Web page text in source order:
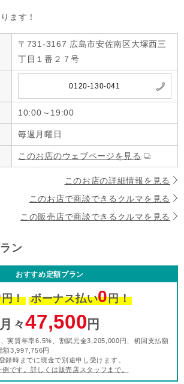
ます！
〒731-3167 広島市安佐南区大塚西三
丁目１番２７号
0120-130-041
10:00～19:00
毎週月曜日
このお店のウェブページを見る
このお店の詳細情報を見る
このお店で商談できるクルマを見る
この販売店で商談できるクルマを見る
ン
おすすめ定額プラン
円！ ボーナス払い0円！
月々47,500 円
実質年率6.5%、割賦元金3,205,000円、初回支払額
額3,997,756円
録時までに現金で別途申し受けます。
です。詳しくは販売店スタッフまで。